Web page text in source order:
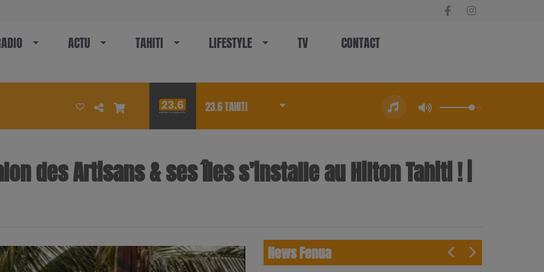
ACTU TAHITI LIFESTYLE TV CONTACT
23.6 TAHITI
des Artisans & ses îles s’installe au Hilton Tahiti ! |
News Fenua